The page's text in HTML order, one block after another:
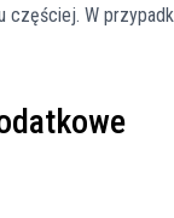
częściej. W